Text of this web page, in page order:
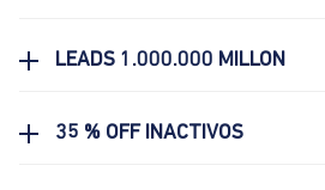
LEADS 1.000.000 MILLON
35 % OFF INACTIVOS